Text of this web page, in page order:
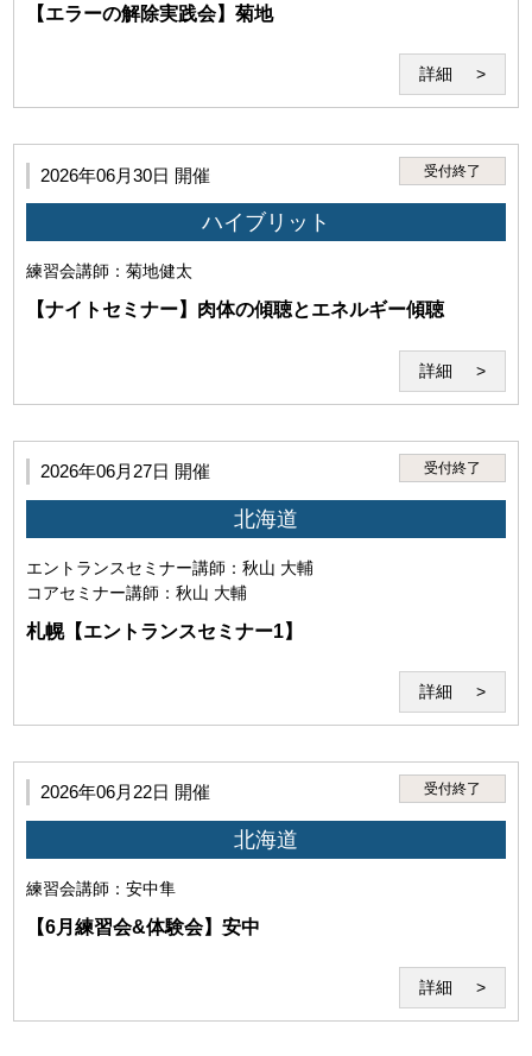
1.利用者は、本サービスのセミナー受講その他に際して、以
(1)本サービスを利用する権利を他者に譲渡し、使用さ
せ、売買し、名義を変更し、質権を設定しまたは担保に
供する行為
(2)当研究所または講師その他第三者の名誉、信用、著作
権、特許権、実用新案権、意匠権、商標権、肖像権、プ
(3)本サービスで得た情報を外部へ伝達・公開する行為
【エラーの解除実践会】菊地
詳細
2026年06月30日 開催 受付終了
ハイブリット
練習会講師：菊地健太
【ナイトセミナー】肉体の傾聴とエネルギー傾聴
詳細
2026年06月27日 開催 受付終了
北海道
エントランスセミナー講師：秋山 大輔
コアセミナー講師：秋山 大輔
札幌【エントランスセミナー1】
詳細
2026年06月22日 開催 受付終了
北海道
練習会講師：安中隼
【6月練習会&体験会】安中
詳細